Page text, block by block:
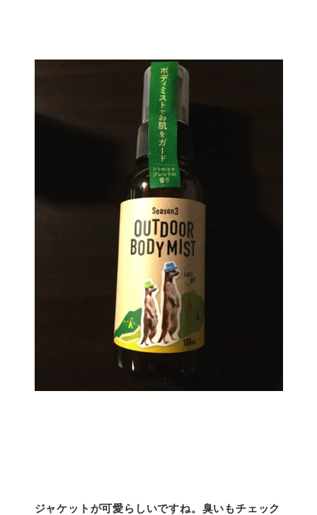
ジャケットが可愛らしいですね。臭いもチェック